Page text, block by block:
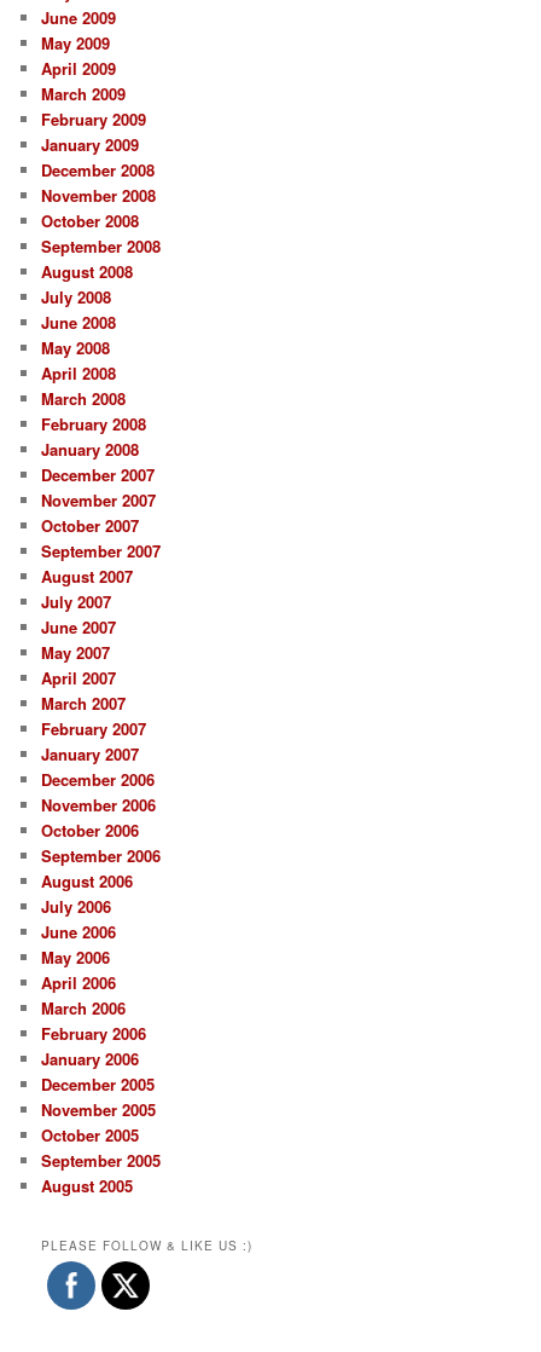
June 2009
May 2009
April 2009
March 2009
February 2009
January 2009
December 2008
November 2008
October 2008
September 2008
August 2008
July 2008
June 2008
May 2008
April 2008
March 2008
February 2008
January 2008
December 2007
November 2007
October 2007
September 2007
August 2007
July 2007
June 2007
May 2007
April 2007
March 2007
February 2007
January 2007
December 2006
November 2006
October 2006
September 2006
August 2006
July 2006
June 2006
May 2006
April 2006
March 2006
February 2006
January 2006
December 2005
November 2005
October 2005
September 2005
August 2005
PLEASE FOLLOW & LIKE US :)